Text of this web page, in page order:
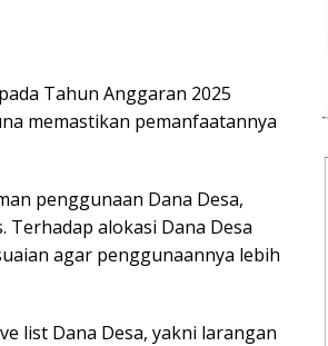
Tahun Anggaran 2025
memastikan pemanfaatannya
penggunaan Dana Desa,
alokasi Dana Desa
agar penggunaannya lebih
list Dana Desa, yakni larangan